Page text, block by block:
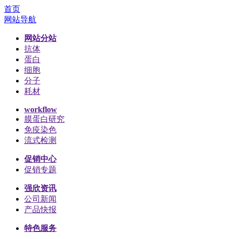
首页
网站导航
网站分站
抗体
蛋白
细胞
分子
耗材
workflow
膜蛋白研究
免疫染色
流式检测
促销中心
促销专题
强欣资讯
公司新闻
产品快报
特色服务